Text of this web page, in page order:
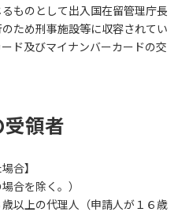
ものとして出入国在留管理庁長
ため刑事施設等に収容されてい
ド及びマイナンバーカードの交
領者
合】
合を除く。）
以上の代理人（申請人が１６歳